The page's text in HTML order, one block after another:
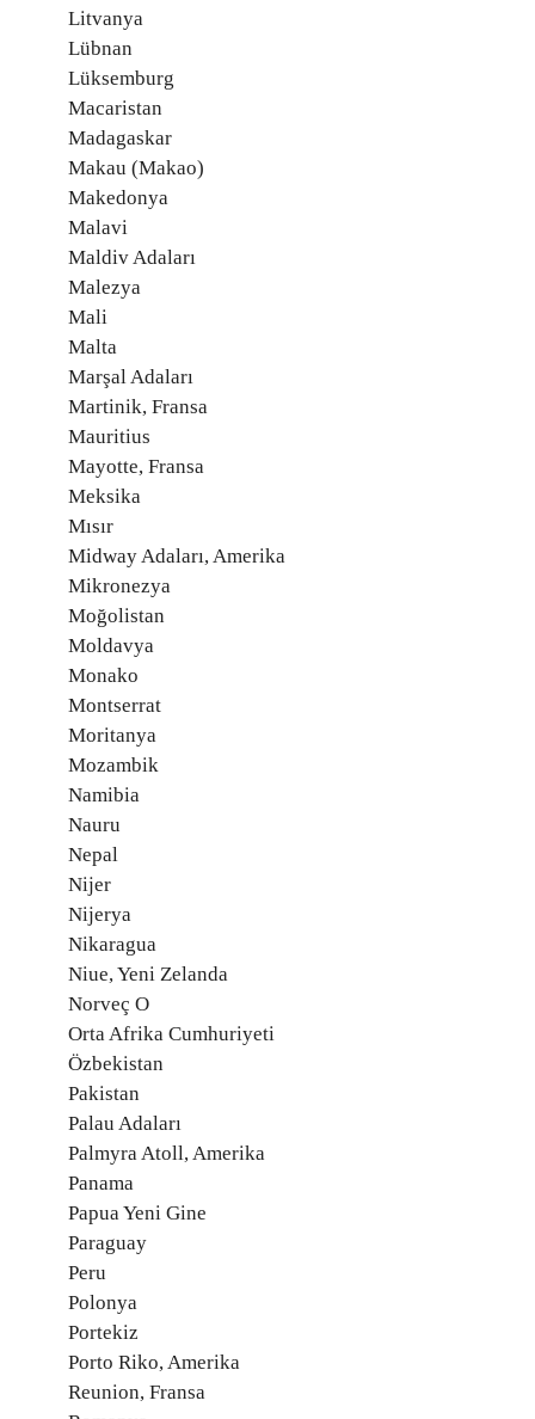
Litvanya
Lübnan
Lüksemburg
Macaristan
Madagaskar
Makau (Makao)
Makedonya
Malavi
Maldiv Adaları
Malezya
Mali
Malta
Marşal Adaları
Martinik, Fransa
Mauritius
Mayotte, Fransa
Meksika
Mısır
Midway Adaları, Amerika
Mikronezya
Moğolistan
Moldavya
Monako
Montserrat
Moritanya
Mozambik
Namibia
Nauru
Nepal
Nijer
Nijerya
Nikaragua
Niue, Yeni Zelanda
Norveç O
Orta Afrika Cumhuriyeti
Özbekistan
Pakistan
Palau Adaları
Palmyra Atoll, Amerika
Panama
Papua Yeni Gine
Paraguay
Peru
Polonya
Portekiz
Porto Riko, Amerika
Reunion, Fransa